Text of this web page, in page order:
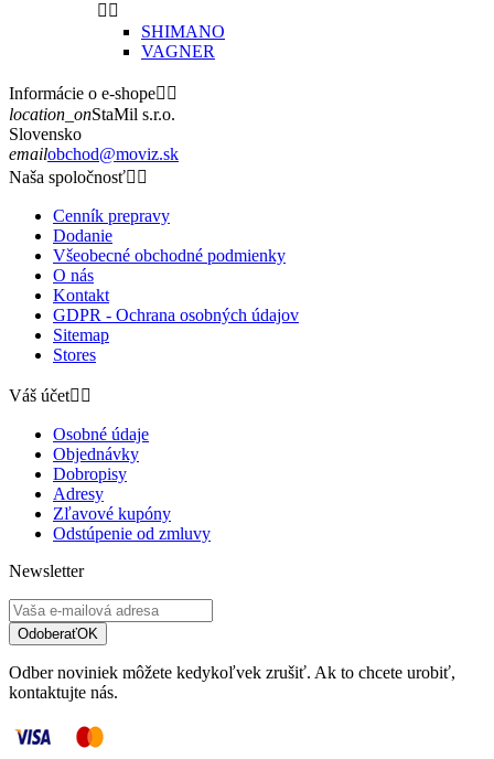
 
SHIMANO
VAGNER
Informácie o e-shope 
location_onStaMil s.r.o.
Slovensko
emailobchod@moviz.sk
Naša spoločnosť 
Cenník prepravy
Dodanie
Všeobecné obchodné podmienky
O nás
Kontakt
GDPR - Ochrana osobných údajov
Sitemap
Stores
Váš účet 
Osobné údaje
Objednávky
Dobropisy
Adresy
Zľavové kupóny
Odstúpenie od zmluvy
Newsletter
OdoberaťOK
Odber noviniek môžete kedykoľvek zrušiť. Ak to chcete urobiť,
kontaktujte nás.